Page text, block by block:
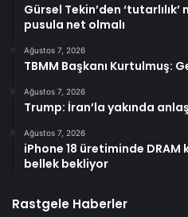
Gürsel Tekin’den
pusula net olmalı
Ağustos 7, 2026
TBMM Başkanı Kurtulmuş:
Ağustos 7, 2026
Trump: İran’la yakında
Ağustos 7, 2026
iPhone 18 üretiminde DRAM
bellek bekliyor
Rastgele Haberler